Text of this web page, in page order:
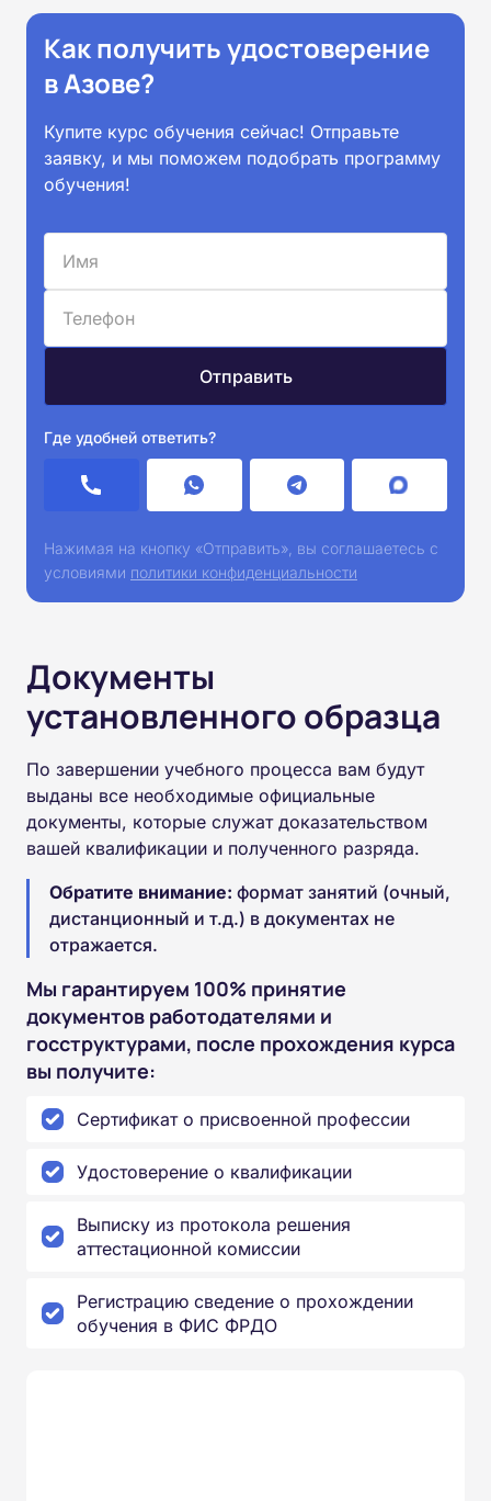
Как получить удостоверение
в Азове?
Купите курс обучения сейчас! Отправьте
заявку, и мы поможем подобрать программу
обучения!
Где удобней ответить?
Нажимая на кнопку «Отправить», вы соглашаетесь с
условиями политики конфиденциальности
Документы
установленного образца
По завершении учебного процесса вам будут
выданы все необходимые официальные
документы, которые служат доказательством
вашей квалификации и полученного разряда.
Обратите внимание: формат занятий (очный,
дистанционный и т.д.) в документах не
отражается.
Мы гарантируем 100% принятие
документов работодателями и
госструктурами, после прохождения курса
вы получите:
Сертификат о присвоенной профессии
Удостоверение о квалификации
Выписку из протокола решения
аттестационной комиссии
Регистрацию сведение о прохождении
обучения в ФИС ФРДО